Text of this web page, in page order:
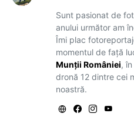
Sunt pasionat de
anului următor am
Îmi plac
momentul de față
Munții României,
dronă 12 dintre cei
noastră.